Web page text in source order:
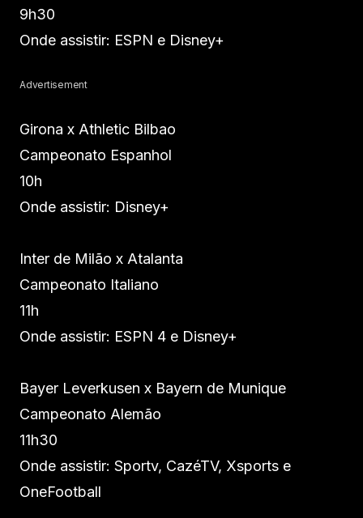
9h30
Onde assistir: ESPN e Disney+
Advertisement
Girona x Athletic Bilbao
Campeonato Espanhol
10h
Onde assistir: Disney+
Inter de Milão x Atalanta
Campeonato Italiano
11h
Onde assistir: ESPN 4 e Disney+
Bayer Leverkusen x Bayern de Munique
Campeonato Alemão
11h30
Onde assistir: Sportv, CazéTV, Xsports e
OneFootball